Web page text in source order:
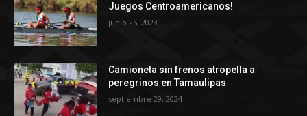
Juegos Centroamericanos!
junio 26, 2023
Camioneta sin frenos atropella a
peregrinos en Tamaulipas
septiembre 29, 2024